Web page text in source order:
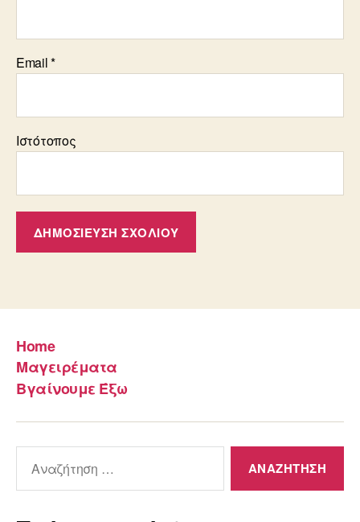
Email*
Ιστότοπος
Home
Μαγειρέματα
Βγαίνουμε Έξω
για: